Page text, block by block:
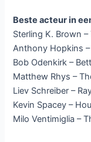
Beste acteur in
Sterling K. Brown –
Anthony Hopkins
Bob Odenkirk –
Matthew Rhys –
Liev Schreiber –
Kevin Spacey –
Milo Ventimiglia –